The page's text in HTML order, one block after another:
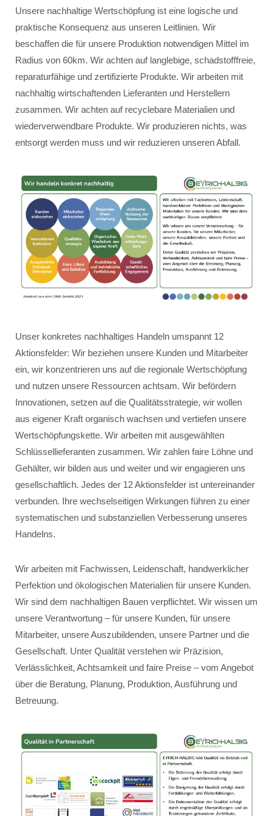
Unsere nachhaltige Wertschöpfung ist eine logische und
praktische Konsequenz aus unseren Leitlinien. Wir
beschaffen die für unsere Produktion notwendigen Mittel im
Radius von 60km. Wir achten auf langlebige, schadstofffreie,
reparaturfähige und zertifizierte Produkte. Wir arbeiten mit
nachhaltig wirtschaftenden Lieferanten und Herstellern
zusammen. Wir achten auf recyclebare Materialien und
wiederverwendbare Produkte. Wir produzieren nichts, was
entsorgt werden muss und wir reduzieren unseren Abfall.
Unser konkretes nachhaltiges Handeln umspannt 12
Aktionsfelder: Wir beziehen unsere Kunden und Mitarbeiter
ein, wir konzentrieren uns auf die regionale Wertschöpfung
und nutzen unsere Ressourcen achtsam. Wir befördern
Innovationen, setzen auf die Qualitätsstrategie, wir wollen
aus eigener Kraft organisch wachsen und vertiefen unsere
Wertschöpfungskette. Wir arbeiten mit ausgewählten
Schlüssellieferanten zusammen. Wir zahlen faire Löhne und
Gehälter, wir bilden aus und weiter und wir engagieren uns
gesellschaftlich. Jedes der 12 Aktionsfelder ist untereinander
verbunden. Ihre wechselseitigen Wirkungen führen zu einer
systematischen und substanziellen Verbesserung unseres
Handelns.
Wir arbeiten mit Fachwissen, Leidenschaft, handwerklicher
Perfektion und ökologischen Materialien für unsere Kunden.
Wir sind dem nachhaltigen Bauen verpflichtet. Wir wissen um
unsere Verantwortung – für unsere Kunden, für unsere
Mitarbeiter, unsere Auszubildenden, unsere Partner und die
Gesellschaft. Unter Qualität verstehen wir Präzision,
Verlässlichkeit, Achtsamkeit und faire Preise – vom Angebot
über die Beratung, Planung, Produktion, Ausführung und
Betreuung.